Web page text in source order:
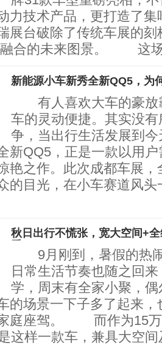
力技术产品，更打造了
展台破除了传统车展的
融合的未来图景。 这
新能源小车新秀全新QQ5，为
有人喜欢大车的豪放
车的灵动便捷。其实没有
争，当出行生活发展到
新QQ5，正是一款以用
艳之作。此次成都车展
的目光，在小车赛道风
秋日出行不慌张，宽大空间+
9月刚到，暑假的热
日常生活节奏也随之回
学，周末有全家小聚，
的场景一下子多了起来
庭座驾。 而作为15万
这样一款车，兼具大空